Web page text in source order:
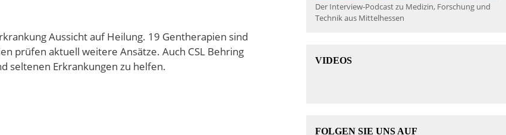
Aussicht auf Heilung. 19 Gentherapien sind
prüfen aktuell weitere Ansätze. Auch CSL Behring
seltenen Erkrankungen zu helfen.
Der Interview-Podcast zu Medizin, Forschung und
Technik aus Mittelhessen
VIDEOS
FOLGEN SIE UNS AUF